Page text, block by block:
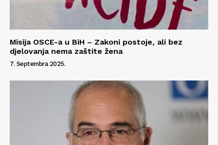
Misija OSCE-a u BiH – Zakoni postoje, ali bez
djelovanja nema zaštite žena
7. Septembra 2025.